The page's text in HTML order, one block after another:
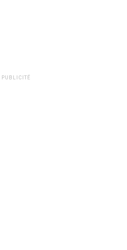
PUBLICITÉ